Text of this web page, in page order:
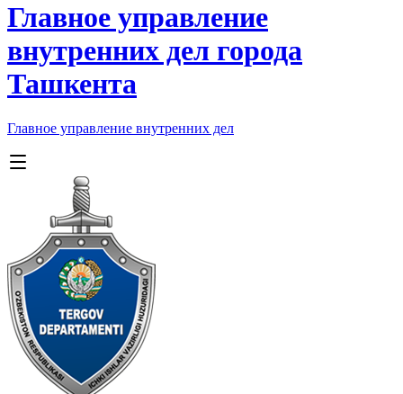
Главное управление
внутренних дел города
Ташкента
Главное управление внутренних дел